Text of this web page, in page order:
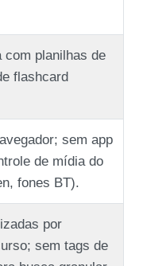
com planilhas de
flashcard
sem app
de mídia do
fones BT).
por
sem tags de